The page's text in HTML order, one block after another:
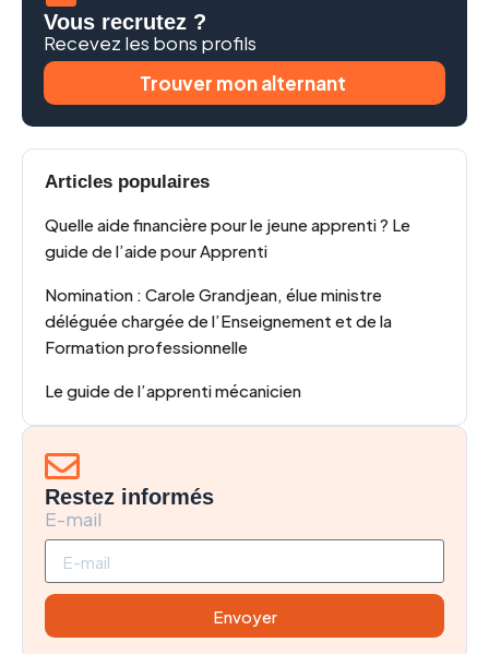
Vous recrutez ?
Recevez les bons profils
Trouver mon alternant
Articles populaires
Quelle aide financière pour le jeune apprenti ? Le
guide de l’aide pour Apprenti
Nomination : Carole Grandjean, élue ministre
déléguée chargée de l’Enseignement et de la
Formation professionnelle
Le guide de l’apprenti mécanicien
Restez informés
E-mail
Envoyer